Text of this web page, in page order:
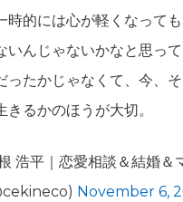
時的には心が軽くなって
いんじゃないかなと思っ
ったかじゃなくて、今、
きるかのほうが大切。
浩平｜恋愛相談＆結婚＆
November 6,